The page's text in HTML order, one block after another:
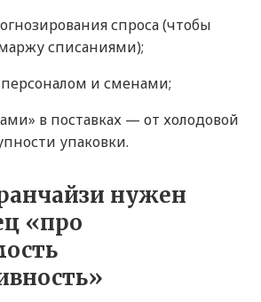
спроса (чтобы
списаниями);
и сменами;
в поставках — от холодовой
упаковки.
нужен
«про